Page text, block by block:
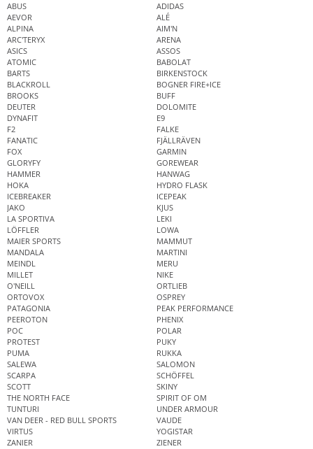
ABUS
ADIDAS
AEVOR
ALÉ
ALPINA
AIM'N
ARC'TERYX
ARENA
ASICS
ASSOS
ATOMIC
BABOLAT
BARTS
BIRKENSTOCK
BLACKROLL
BOGNER FIRE+ICE
BROOKS
BUFF
DEUTER
DOLOMITE
DYNAFIT
E9
F2
FALKE
FANATIC
FJÄLLRÄVEN
FOX
GARMIN
GLORYFY
GOREWEAR
HAMMER
HANWAG
HOKA
HYDRO FLASK
ICEBREAKER
ICEPEAK
JAKO
KJUS
LA SPORTIVA
LEKI
LÖFFLER
LOWA
MAIER SPORTS
MAMMUT
MANDALA
MARTINI
MEINDL
MERU
MILLET
NIKE
O'NEILL
ORTLIEB
ORTOVOX
OSPREY
PATAGONIA
PEAK PERFORMANCE
PEEROTON
PHENIX
POC
POLAR
PROTEST
PUKY
PUMA
RUKKA
SALEWA
SALOMON
SCARPA
SCHÖFFEL
SCOTT
SKINY
THE NORTH FACE
SPIRIT OF OM
TUNTURI
UNDER ARMOUR
VAN DEER - RED BULL SPORTS
VAUDE
VIRTUS
YOGISTAR
ZANIER
ZIENER